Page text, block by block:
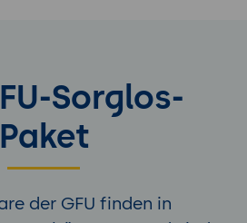
Sorglos-
Paket
der GFU finden in